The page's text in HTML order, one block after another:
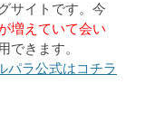
サイトです。今
増えていて会い
できます。
パラ公式はコチラ